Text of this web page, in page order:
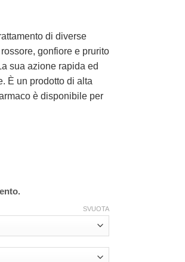
di diverse
gonfiore e prurito
sua azione rapida ed
È un prodotto di alta
è disponibile per
SVUOTA